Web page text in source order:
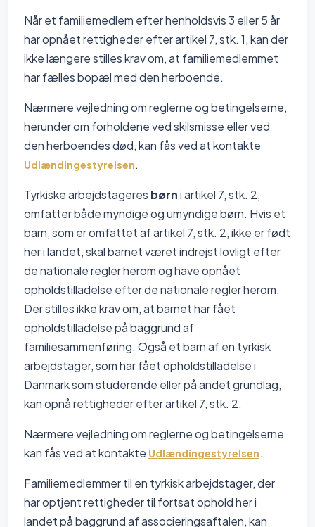
Når et familiemedlem efter henholdsvis 3 eller 5 år
har opnået rettigheder efter artikel 7, stk. 1, kan der
ikke længere stilles krav om, at familiemedlemmet
har fælles bopæl med den herboende.
Nærmere vejledning om reglerne og betingelserne,
herunder om forholdene ved skilsmisse eller ved
den herboendes død, kan fås ved at kontakte
Udlændingestyrelsen.
Tyrkiske arbejdstageres børni artikel 7, stk. 2,
omfatter både myndige og umyndige børn. Hvis et
barn, som er omfattet af artikel 7, stk. 2, ikke er født
her i landet, skal barnet været indrejst lovligt efter
de nationale regler herom og have opnået
opholdstilladelse efter de nationale regler herom.
Der stilles ikke krav om, at barnet har fået
opholdstilladelse på baggrund af
familiesammenføring. Også et barn af en tyrkisk
arbejdstager, som har fået opholdstilladelse i
Danmark som studerende eller på andet grundlag,
kan opnå rettigheder efter artikel 7, stk. 2.
Nærmere vejledning om reglerne og betingelserne
kan fås ved at kontakte Udlændingestyrelsen.
Familiemedlemmer til en tyrkisk arbejdstager, der
har optjent rettigheder til fortsat ophold her i
landet på baggrund af associeringsaftalen, kan